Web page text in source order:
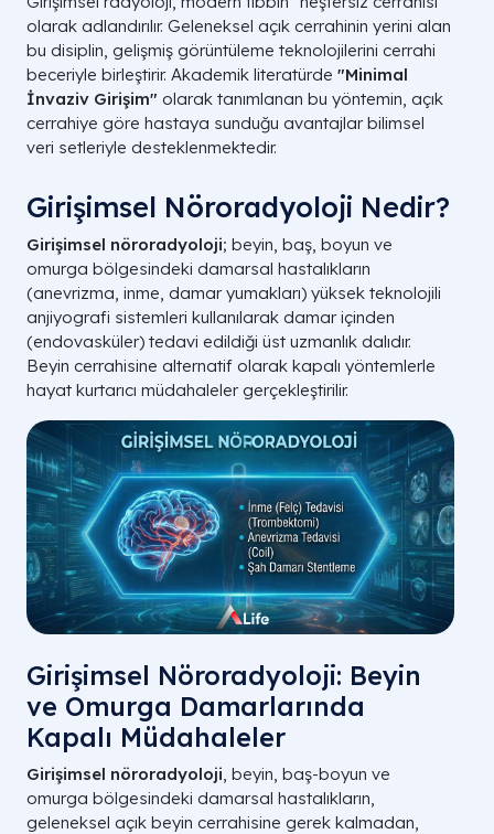
olarak adlandırılır. Geleneksel açık cerrahinin yerini alan
bu disiplin, gelişmiş görüntüleme teknolojilerini cerrahi
beceriyle birleştirir. Akademik literatürde "Minimal
İnvaziv Girişim" olarak tanımlanan bu yöntemin, açık
cerrahiye göre hastaya sunduğu avantajlar bilimsel
veri setleriyle desteklenmektedir.
Girişimsel Nöroradyoloji Nedir?
Girişimsel nöroradyoloji; beyin, baş, boyun ve
omurga bölgesindeki damarsal hastalıkların
(anevrizma, inme, damar yumakları) yüksek teknolojili
anjiyografi sistemleri kullanılarak damar içinden
(endovasküler) tedavi edildiği üst uzmanlık dalıdır.
Beyin cerrahisine alternatif olarak kapalı yöntemlerle
hayat kurtarıcı müdahaleler gerçekleştirilir.
Girişimsel Nöroradyoloji: Beyin
ve Omurga Damarlarında
Kapalı Müdahaleler
Girişimsel nöroradyoloji , beyin, baş-boyun ve
omurga bölgesindeki damarsal hastalıkların,
geleneksel açık beyin cerrahisine gerek kalmadan,